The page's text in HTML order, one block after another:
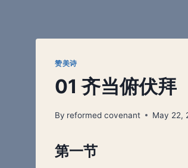
赞美诗
01 齐当俯伏拜
By reformed covenant May 22,
第一节